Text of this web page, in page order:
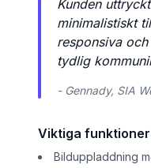
Kunden
minimalistiskt
responsiva
tydlig
- Gennady, SIA
Viktiga
Bilduppladdning